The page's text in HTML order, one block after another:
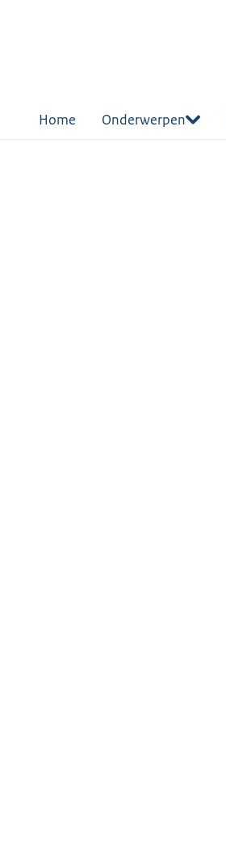
Home Onderwerpen